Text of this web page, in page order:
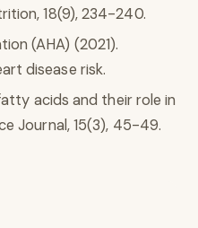
18(9), 234-240.
(AHA) (2021).
disease risk.
acids and their role in
Journal, 15(3), 45-49.